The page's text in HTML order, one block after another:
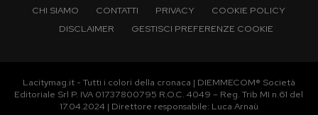
CHI SIAMO CONTATTI PRIVACY
COOKIE POLICY
DISCLAIMER
GESTISCI PREFERENZE COOKIE
Lacitymag.it - Tutti i colori della cronaca | DIEMMECOM® Società
Editoriale Srl P. IVA 01737800795 R.O.C. 4049 – Reg. Trib MI n.61 del
17.04.2024 | Direttore responsabile: Luca Arnaù